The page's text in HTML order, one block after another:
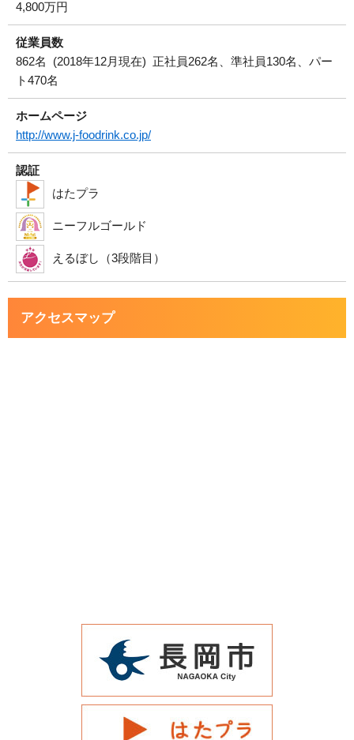
4,800万円
従業員数
862名 (2018年12月現在) 正社員262名、準社員130名、パー
ト470名
ホームページ
http://www.j-foodrink.co.jp/
認証
はたプラ
ニーフルゴールド
えるぼし（3段階目）
アクセスマップ